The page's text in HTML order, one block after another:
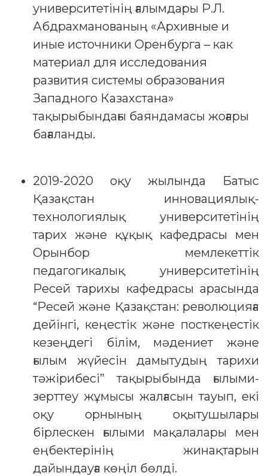
университетінің ғалымдары Р.Л.
Абдрахманованың «Архивные и
иные источники Оренбурга – как
материал для исследования
развития системы образования
Западного Казахстана»
тақырыбындағы баяндамасы жоғары
бағаланды.
2019-2020 оқу жылында Батыс
Қазақстан инновациялық-
технологиялық университетінің
тарих және құқық кафедрасы мен
Орынбор мемлекеттік
педагогикалық университетінің
Ресей тарихы кафедрасы арасында
“Ресей және Қазақстан: революцияға
дейінгі, кеңестік және посткеңестік
кезеңдегі білім, мәдениет және
ғылым жүйесін дамытудың тарихи
тәжірибесі” тақырыбында ғылыми-
зерттеу жұмысы жалғасын тауып, екі
оқу орнының оқытушылары
бірлескен ғылыми мақалалары мен
еңбектерінің жинақтарын
дайындауға көңіл бөлді.